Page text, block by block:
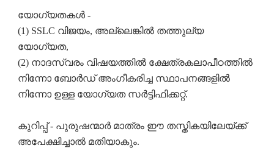
യോഗ്യതകൾ -
(1) SSLC വിജയം, അല്ലെങ്കിൽ തത്തുല്യ
യോഗ്യത,
(2) നാദസ്വരം വിഷയത്തിൽ ക്ഷേത്രകലാപീഠത്തിൽ
നിന്നോ ബോർഡ് അംഗീകരിച്ച സ്ഥാപനങ്ങളിൽ
നിന്നോ ഉള്ള യോഗ്യത സർട്ടിഫിക്കറ്റ്.
കുറിപ്പ് - പുരുഷന്മാർ മാത്രം ഈ തസ്തികയിലേയ്ക്ക്
അപേക്ഷിച്ചാൽ മതിയാകും.